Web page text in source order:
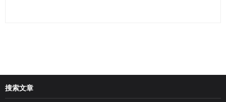
搜索文章